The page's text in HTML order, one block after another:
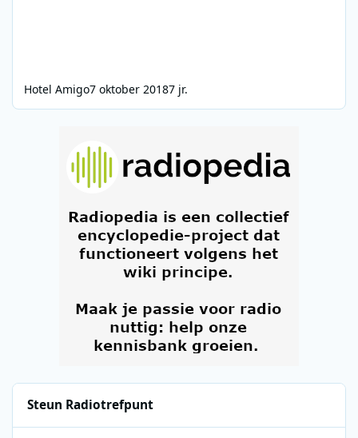
Hotel Amigo7 oktober 20187 jr.
Steun Radiotrefpunt